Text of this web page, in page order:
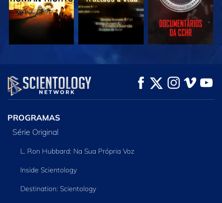
VEJA EXPLORE A SÉRIE
PROGRAMAS
Série Original
L. Ron Hubbard: Na Sua Própria Voz
Inside Scientology
Destination: Scientology